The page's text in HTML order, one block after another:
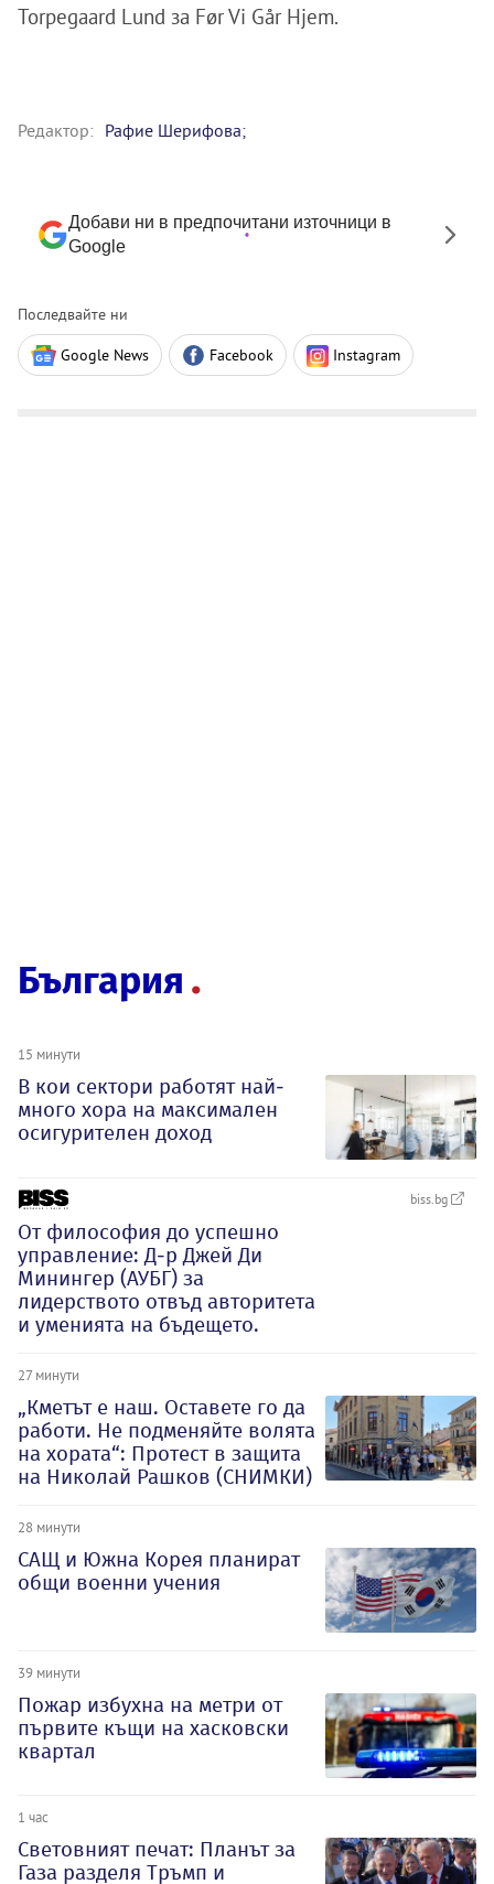
Torpegaard Lund за Før Vi Går Hjem.
Редактор: Рафие Шерифова;
Добави ни в предпочитани източници в
Google
Последвайте ни
Google News Facebook Instagram
България
15 минути
В кои сектори работят най-
много хора на максимален
осигурителен доход
biss.bg
От философия до успешно
управление: Д-р Джей Ди
Минингер (АУБГ) за
лидерството отвъд авторитета
и уменията на бъдещето.
27 минути
„Кметът е наш. Оставете го да
работи. Не подменяйте волята
на хората“: Протест в защита
на Николай Рашков (СНИМКИ)
28 минути
САЩ и Южна Корея планират
общи военни учения
39 минути
Пожар избухна на метри от
първите къщи на хасковски
квартал
1 час
Световният печат: Планът за
Газа разделя Тръмп и